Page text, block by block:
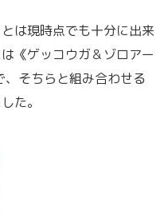
は現時点でも十分に出来
《ゲッコウガ＆ゾロアー
、そちらと組み合わせる
た。